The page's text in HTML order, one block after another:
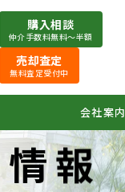
購入相談
仲介手数料無料〜半額
売却査定
無料査定受付中
会社案内
報